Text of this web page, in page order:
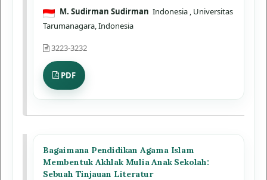
M. Sudirman Sudirman Indonesia , Universitas
Tarumanagara, Indonesia
3223-3232
PDF
Bagaimana Pendidikan Agama Islam
Membentuk Akhlak Mulia Anak Sekolah:
Sebuah Tinjauan Literatur